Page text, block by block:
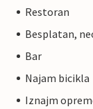
Restoran
Besplatan,
Bar
Najam bicikla
Iznajm